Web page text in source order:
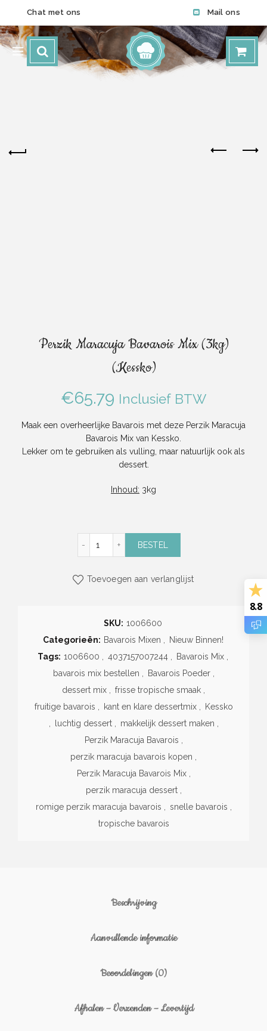
Chat met ons Mail ons
Perzik Maracuja Bavarois Mix (3kg)
(Kessko)
€65.79 Inclusief BTW
Maak een overheerlijke Bavarois met deze Perzik Maracuja
Bavarois Mix van Kessko.
Lekker om te gebruiken als vulling, maar natuurlijk ook als
dessert.
Inhoud: 3kg
BESTEL
Toevoegen aan verlanglijst
SKU: 1006600
Categorieën: Bavarois Mixen
Nieuw Binnen!
Tags: 1006600 4037157007244 Bavarois Mix
bavarois mix bestellen
Bavarois Poeder
dessert mix
frisse tropische smaak
fruitige bavarois
kant en klare dessertmix
Kessko
luchtig dessert makkelijk dessert maken
Perzik Maracuja Bavarois
perzik maracuja bavarois kopen
Perzik Maracuja Bavarois Mix
perzik maracuja dessert
romige perzik maracuja bavarois
snelle bavarois
tropische bavarois
Beschrijving
Aanvullende informatie
Beoordelingen (0)
Afhalen – Verzenden – Levertijd
8.8